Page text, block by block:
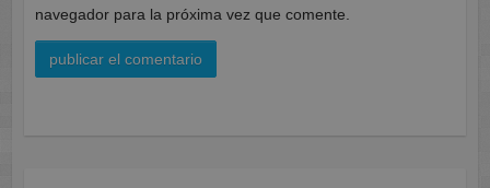
navegador para la próxima vez que comente.